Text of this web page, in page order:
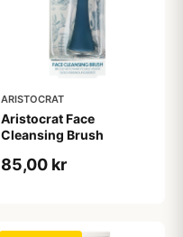
ARISTOCRAT
Aristocrat Face
Cleansing Brush
85,00 kr